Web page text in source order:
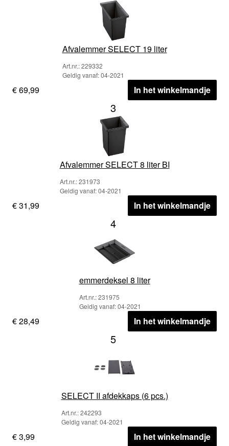
Afvalemmer SELECT 19 liter
Art.nr.: 229332
Geldig vanaf: 04-2021
€ 69,99 In het winkelmandje
3
Afvalemmer SELECT 8 liter BI
Art.nr.: 231973
Geldig vanaf: 04-2021
€ 31,99 In het winkelmandje
4
emmerdeksel 8 liter
Art.nr.: 231975
Geldig vanaf: 04-2021
€ 28,49 In het winkelmandje
5
SELECT II afdekkaps (6 pcs.)
Art.nr.: 242293
Geldig vanaf: 04-2021
€ 3,99 In het winkelmandje